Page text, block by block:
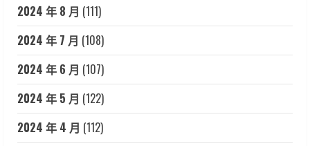
2024 年 8 月 (111)
2024 年 7 月 (108)
2024 年 6 月 (107)
2024 年 5 月 (122)
2024 年 4 月 (112)